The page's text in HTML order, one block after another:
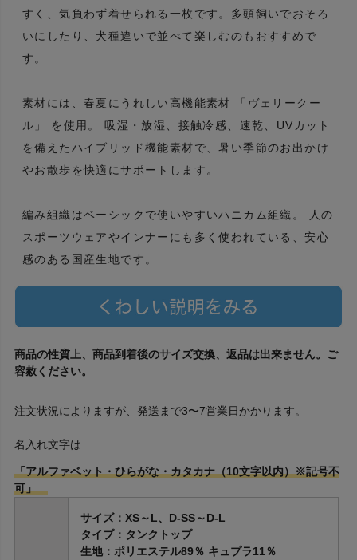
すく、気負わず着せられる一枚です。多頭飼いでおそろ
いにしたり、犬種違いで並べて楽しむのもおすすめで
す。
素材には、春夏にうれしい高機能素材 「ヴェリークー
ル」 を使用。 吸湿・放湿、接触冷感、速乾、UVカット
を備えたハイブリッド機能素材で、暑い季節のお出かけ
やお散歩を快適にサポートします。
編み組織はベーシックで使いやすいハニカム組織。 人の
スポーツウェアやインナーにも多く使われている、安心
感のある国産生地です。
商品の性質上、商品到着後のサイズ交換、返品は出来ません。ご
容赦ください。
注文状況によりますが、発送まで3〜7営業日かかります。
名入れ文字は
「アルファベット・ひらがな・カタカナ（10文字以内）※記号不
可」
サイズ：XS～L、D-SS～D-L
タイプ：タンクトップ
生地：ポリエステル89％ キュプラ11％